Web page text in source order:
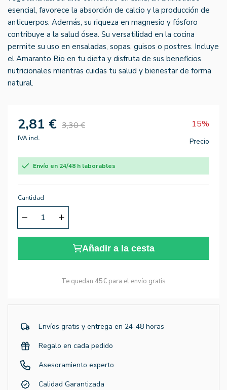
esencial, favorece la absorción de calcio y la producción de
anticuerpos. Además, su riqueza en magnesio y fósforo
contribuye a la salud ósea. Su versatilidad en la cocina
permite su uso en ensaladas, sopas, guisos o postres. Incluye
el Amaranto Bio en tu dieta y disfruta de sus beneficios
nutricionales mientras cuidas tu salud y bienestar de forma
natural.
2,81 € 3,30 € 15%
IVA incl. Precio
Envío en 24/48 h laborables
Cantidad
Añadir a la cesta
Te quedan 45€ para el envío gratis
Envíos gratis y entrega en 24-48 horas
Regalo en cada pedido
Asesoramiento experto
Calidad Garantizada